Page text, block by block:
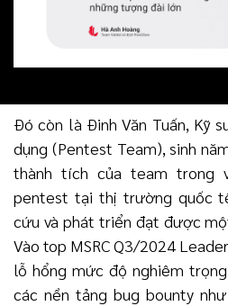
những thử thách mới, muốn
thế giới thì mình phải tìm ra
những tượng đài lớn như Apple
trai sinh năm 1997 nói.
Đó còn là Đinh Văn Tuấn, Kỹ
dụng (Pentest Team), sinh
thành tích của team trong
pentest tại thị trường quốc
cứu và phát triển đạt được
Vào top MSRC Q3/2024
lỗ hổng mức độ nghiêm
các nền tảng bug bounty